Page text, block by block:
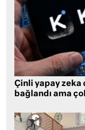
Çinli yapay zeka
bağlandı ama